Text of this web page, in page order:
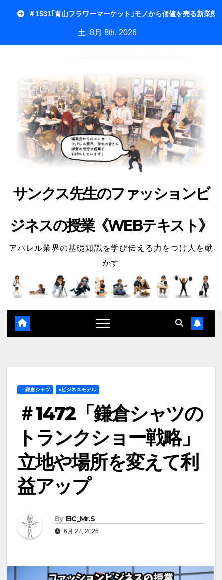
＃1531｢青山フラワーマーケット｣モノから価値を売る新業態
土. 8月 8th, 2026
サンクス先生のファッションビ
ジネスの授業《WEBテキスト》
アパレル業界の基礎知識を学び伝える力をつけ人を動
かす
・鎌倉シャツ ●ビジネスモデル
＃1472「鎌倉シャツの
トランクショー戦略」
立地や場所を変えて利
益アップ
By EIC_Mr.S
6月 27, 2026